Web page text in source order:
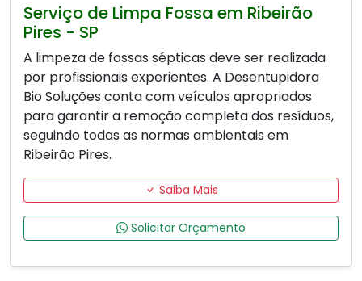
Serviço de Limpa Fossa em Ribeirão
Pires - SP
A limpeza de fossas sépticas deve ser realizada
por profissionais experientes. A Desentupidora
Bio Soluções conta com veículos apropriados
para garantir a remoção completa dos resíduos,
seguindo todas as normas ambientais em
Ribeirão Pires.
Saiba Mais
Solicitar Orçamento